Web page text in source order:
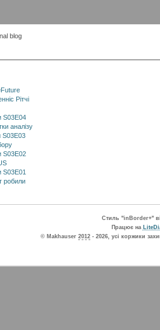
blog
Рітчі
S03E04
аналізу
S03E03
S03E02
S03E01
робили
Стиль "inBorder+"
Працює на
© Makhauser 2012- 2026, усі коржики